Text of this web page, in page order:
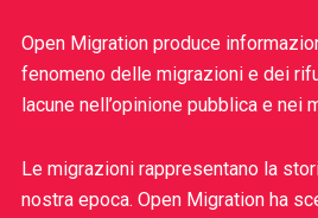
Open Migration produce
fenomeno delle migrazioni e dei
lacune nell’opinione pubblica e nei
Le migrazioni rappresentano la
nostra epoca. Open Migration ha